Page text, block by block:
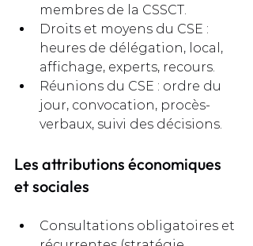
membres de la CSSCT.
Droits et moyens du CSE :
heures de délégation, local,
affichage, experts, recours.
Réunions du CSE : ordre du
jour, convocation, procès-
verbaux, suivi des décisions.
Les attributions économiques
et sociales
Consultations obligatoires et